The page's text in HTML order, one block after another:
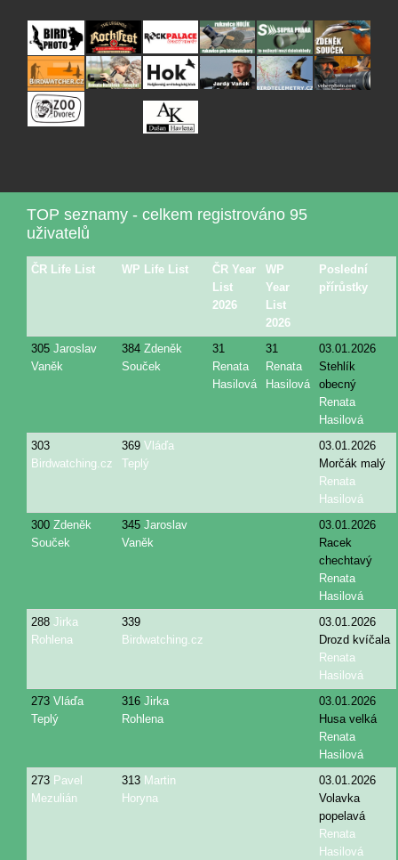
TOP seznamy - celkem registrováno 95
uživatelů
ČR Life List WP Life List
ČR Year
List
2026
WP
Year
List
2026
Poslední
přírůstky
305 Jaroslav
Vaněk
384 Zdeněk
Souček
31
Renata
Hasilová
31
Renata
Hasilová
03.01.2026
Stehlík
obecný
Renata
Hasilová
303
Birdwatching.cz
369 Vláďa
Teplý
03.01.2026
Morčák malý
Renata
Hasilová
300 Zdeněk
Souček
345 Jaroslav
Vaněk
03.01.2026
Racek
chechtavý
Renata
Hasilová
288 Jirka
Rohlena
339
Birdwatching.cz
03.01.2026
Drozd kvíčala
Renata
Hasilová
273 Vláďa
Teplý
316 Jirka
Rohlena
03.01.2026
Husa velká
Renata
Hasilová
273 Pavel
Mezulián
313 Martin
Horyna
03.01.2026
Volavka
popelavá
Renata
Hasilová